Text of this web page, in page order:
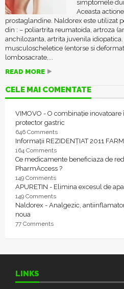
simptomele
Aceasta
prostaglandine. Naldorex este utilizat
din : – poliartrita reumatoida, artroza
anchilozanta, artrita juvenila
musculoscheletice (entorse si
lombosacrate,...
READ MORE
CELE MAI COMENTATE
VIMOVO - O combinație
protector gastric
646 Comments
Informații REZIDENȚIAT 2011
164 Comments
Ce medicamente beneficiaza de
PharmAccess ?
149 Comments
APURETIN - Elimina excesul de
149 Comments
Naldorex - Analgezic,
noua
77 Comments
LINKS